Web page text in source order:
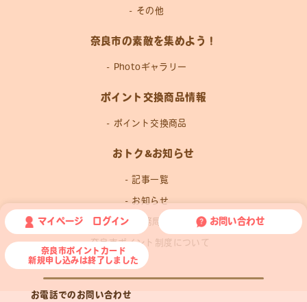
その他
奈良市の素敵を集めよう！
Photoギャラリー
ポイント交換商品情報
ポイント交換商品
おトク&お知らせ
記事一覧
お知らせ
運営事務局news
奈良市ポイント制度について
マイページ ログイン お問い合わせ
奈良市ポイントカード
新規申し込みは終了しました
お電話でのお問い合わせ